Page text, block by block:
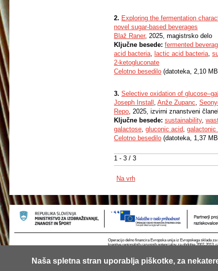
Naša spletna stran uporablja piškotke, za
1 - 3 / 3
2. Exploring the fermentation
novel sugar-based beverages
Blaž Raner, 2025, magistrsko delo
Ključne besede: fermented
acid bacteria, lactic acid bacteria,
2-ketogluconate
Celotno besedilo (datoteka, 2,10
3. Selective oxidation of
Joseph Install , Anže Zupanc,
Repo, 2025, izvirni znanstveni
Ključne besede: sustainability,
galactose, gluconic acid, galactonic
Celotno besedilo (datoteka, 1,37
Na vrh
Operacijo delno financira Evropska unija iz Evropskega sklada
krepitve regionalnih razvojnih potencialov za obdobje 2007-
© 2013 Univerza v Ljubljani Kontakt RSS Piškotki